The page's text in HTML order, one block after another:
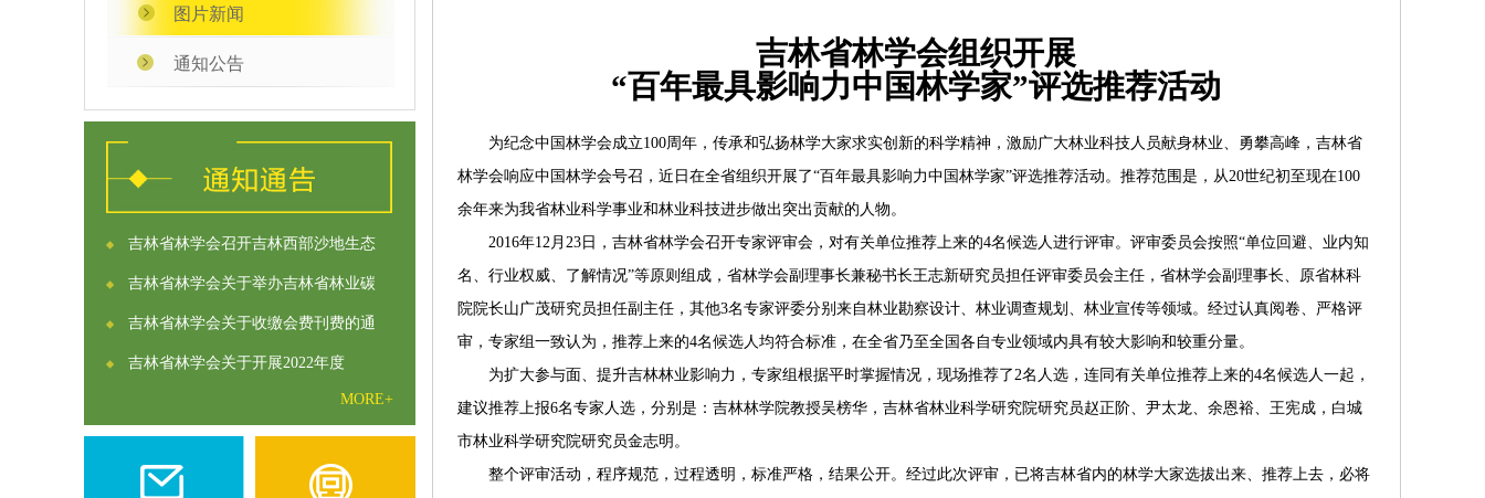
图片新闻
通知公告
吉林省林学会召开吉林西部沙地生态
吉林省林学会关于举办吉林省林业碳
吉林省林学会关于收缴会费刊费的通
吉林省林学会关于开展2022年度
MORE+
吉林省林学会组织开展
“百年最具影响力中国林学家”评选推荐活动
为纪念中国林学会成立100周年，传承和弘扬林学大家求实创新的科学精神，激励广大林业科技人员献身林业、勇攀高峰，吉林省
林学会响应中国林学会号召，近日在全省组织开展了“百年最具影响力中国林学家”评选推荐活动。推荐范围是，从20世纪初至现在100
余年来为我省林业科学事业和林业科技进步做出突出贡献的人物。
2016年12月23日，吉林省林学会召开专家评审会，对有关单位推荐上来的4名候选人进行评审。评审委员会按照“单位回避、业内知
名、行业权威、了解情况”等原则组成，省林学会副理事长兼秘书长王志新研究员担任评审委员会主任，省林学会副理事长、原省林科
院院长山广茂研究员担任副主任，其他3名专家评委分别来自林业勘察设计、林业调查规划、林业宣传等领域。经过认真阅卷、严格评
审，专家组一致认为，推荐上来的4名候选人均符合标准，在全省乃至全国各自专业领域内具有较大影响和较重分量。
为扩大参与面、提升吉林林业影响力，专家组根据平时掌握情况，现场推荐了2名人选，连同有关单位推荐上来的4名候选人一起，
建议推荐上报6名专家人选，分别是：吉林林学院教授吴榜华，吉林省林业科学研究院研究员赵正阶、尹太龙、余恩裕、王宪成，白城
市林业科学研究院研究员金志明。
整个评审活动，程序规范，过程透明，标准严格，结果公开。经过此次评审，已将吉林省内的林学大家选拔出来、推荐上去，必将